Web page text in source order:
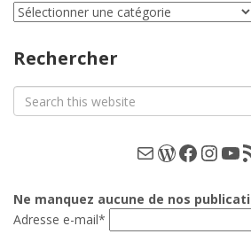
Classement
par
Rechercher
Search
for:
E-mail
Ne manquez aucune de nos
Adresse e-mail*